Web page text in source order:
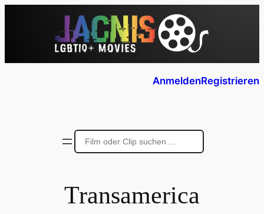
AnmeldenRegistrieren
Transamerica